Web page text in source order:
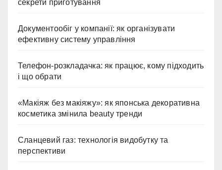
секрети приготування
Документообіг у компанії: як організувати
ефективну систему управління
Телефон-розкладачка: як працює, кому підходить
і що обрати
«Макіяж без макіяжу»: як японська декоративна
косметика змінила beauty тренди
Сланцевий газ: технологія видобутку та
перспективи